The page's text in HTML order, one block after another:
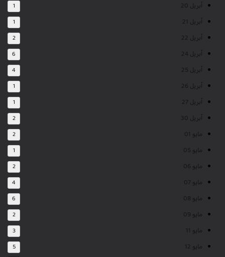
أبريل 20 1
أبريل 21 1
أبريل 22 2
أبريل 24 6
أبريل 25 4
أبريل 26 1
أبريل 27 1
أبريل 30 2
مايو 01 2
مايو 05 1
مايو 06 2
مايو 07 4
مايو 08 6
مايو 09 2
مايو 11 3
مايو 12 5